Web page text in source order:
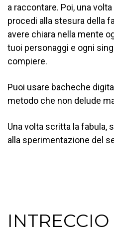
a raccontare. Poi, una
procedi alla stesura della
avere chiara nella mente
tuoi personaggi e ogni
compiere.
Puoi usare bacheche
metodo che non delude
Una volta scritta la fabula,
alla sperimentazione del
INTRECCIO